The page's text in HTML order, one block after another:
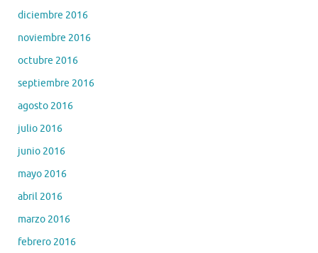
diciembre 2016
noviembre 2016
octubre 2016
septiembre 2016
agosto 2016
julio 2016
junio 2016
mayo 2016
abril 2016
marzo 2016
febrero 2016